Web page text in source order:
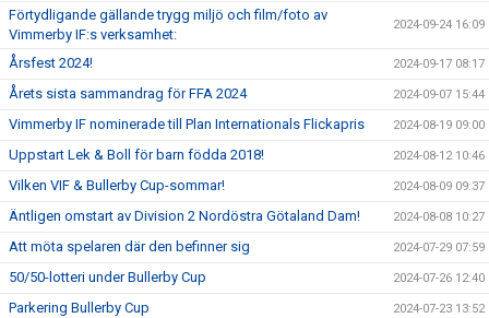
Förtydligande gällande trygg miljö och film/foto av
Vimmerby IF:s verksamhet:
2024-09-24 16:09
Årsfest 2024! 2024-09-17 08:17
Årets sista sammandrag för FFA 2024 2024-09-07 15:44
Vimmerby IF nominerade till Plan Internationals Flickapris 2024-08-19 09:00
Uppstart Lek & Boll för barn födda 2018! 2024-08-12 10:46
Vilken VIF & Bullerby Cup-sommar! 2024-08-09 09:37
Äntligen omstart av Division 2 Nordöstra Götaland Dam! 2024-08-08 10:27
Att möta spelaren där den befinner sig 2024-07-29 07:59
50/50-lotteri under Bullerby Cup 2024-07-26 12:40
Parkering Bullerby Cup 2024-07-23 13:52